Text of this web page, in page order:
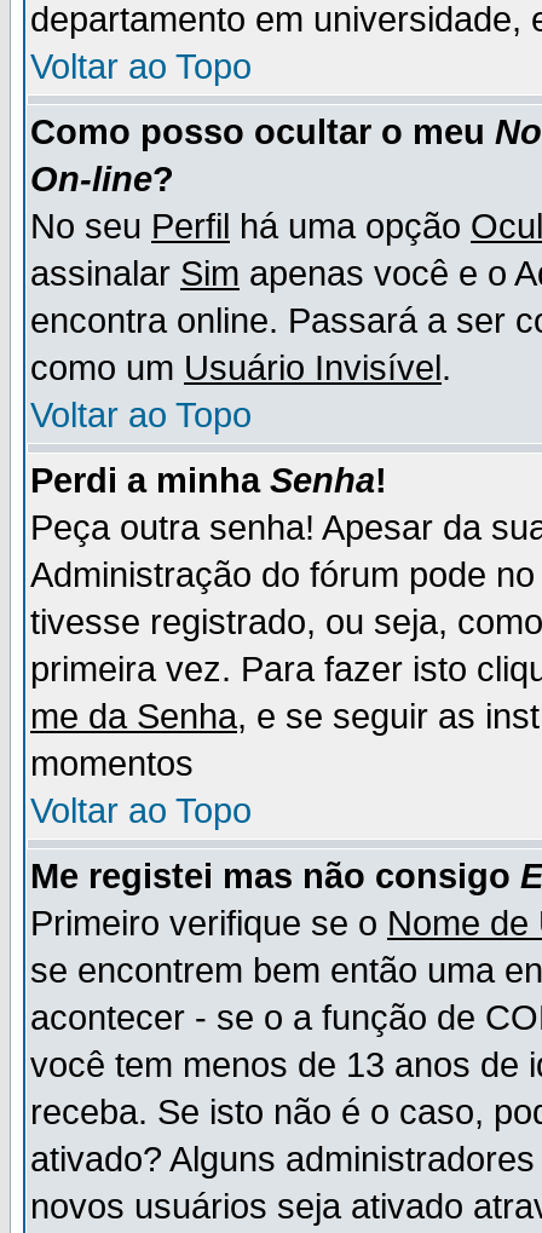
departamento em universidade,
Voltar ao Topo
Como posso ocultar o meu
On-line?
No seu Perfil há uma opção
assinalar Sim apenas você e o
encontra online. Passará a ser
como um Usuário Invisível.
Voltar ao Topo
Perdi a minha Senha!
Peça outra senha! Apesar da
Administração do fórum pode
tivesse registrado, ou seja,
primeira vez. Para fazer isto
me da Senha, e se seguir as
momentos
Voltar ao Topo
Me registei mas não consigo
Primeiro verifique se o Nome de
se encontrem bem então uma
acontecer - se o a função de
você tem menos de 13 anos de
receba. Se isto não é o caso,
ativado? Alguns
novos usuários seja ativado